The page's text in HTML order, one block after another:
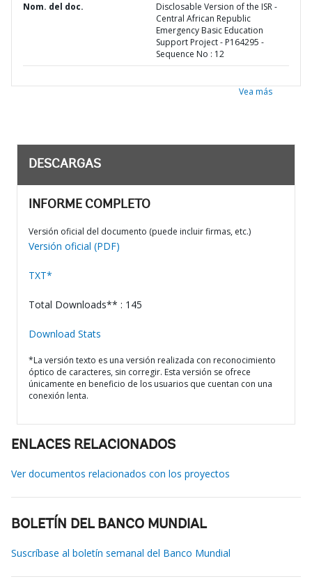
Nom. del doc.
Disclosable Version of the ISR -
Central African Republic
Emergency Basic Education
Support Project - P164295 -
Sequence No : 12
Vea más
DESCARGAS
INFORME COMPLETO
Versión oficial del documento (puede incluir firmas, etc.)
Versión oficial (PDF)
TXT*
Total Downloads** : 145
Download Stats
*La versión texto es una versión realizada con reconocimiento
óptico de caracteres, sin corregir. Esta versión se ofrece
únicamente en beneficio de los usuarios que cuentan con una
conexión lenta.
ENLACES RELACIONADOS
Ver documentos relacionados con los proyectos
BOLETÍN DEL BANCO MUNDIAL
Suscríbase al boletín semanal del Banco Mundial